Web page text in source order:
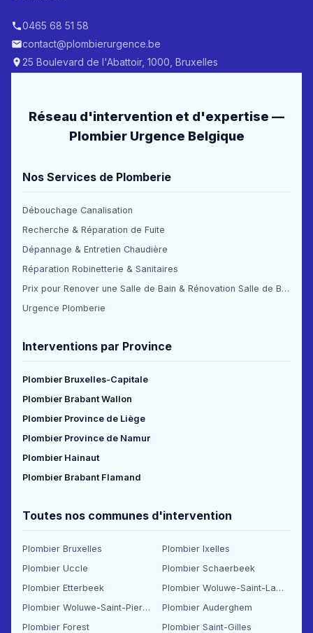
0465 68 51 58
contact@plombierurgence.be
25 Boulevard de l'Abattoir, 1000, Bruxelles
Réseau d'intervention et d'expertise —
Plombier Urgence Belgique
Nos Services de Plomberie
Débouchage Canalisation
Recherche & Réparation de Fuite
Dépannage & Entretien Chaudière
Réparation Robinetterie & Sanitaires
Prix pour Renover une Salle de Bain & Rénovation Salle de Bain Prix
Urgence Plomberie
Interventions par Province
Plombier Bruxelles-Capitale
Plombier Brabant Wallon
Plombier Province de Liège
Plombier Province de Namur
Plombier Hainaut
Plombier Brabant Flamand
Toutes nos communes d'intervention
Plombier Bruxelles
Plombier Ixelles
Plombier Uccle
Plombier Schaerbeek
Plombier Etterbeek
Plombier Woluwe-Saint-Lambert
Plombier Woluwe-Saint-Pierre
Plombier Auderghem
Plombier Forest
Plombier Saint-Gilles